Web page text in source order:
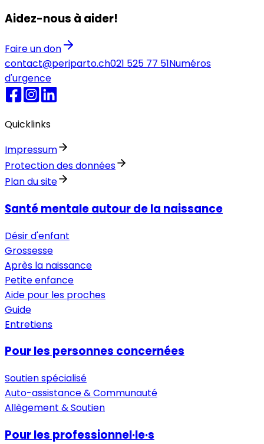
Aidez-nous à aider!
Faire un don
contact@periparto.ch021 525 77 51Numéros
d'urgence
Quicklinks
Impressum
Protection des données
Plan du site
Santé mentale autour de la naissance
Désir d'enfant
Grossesse
Après la naissance
Petite enfance
Aide pour les proches
Guide
Entretiens
Pour les personnes concernées
Soutien spécialisé
Auto-assistance & Communauté
Allègement & Soutien
Pour les professionnel·le·s